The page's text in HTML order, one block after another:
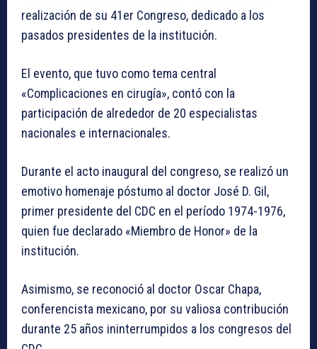
realización de su 41er Congreso, dedicado a los
pasados presidentes de la institución.
El evento, que tuvo como tema central
«Complicaciones en cirugía», contó con la
participación de alrededor de 20 especialistas
nacionales e internacionales.
Durante el acto inaugural del congreso, se realizó un
emotivo homenaje póstumo al doctor José D. Gil,
primer presidente del CDC en el período 1974-1976,
quien fue declarado «Miembro de Honor» de la
institución.
Asimismo, se reconoció al doctor Oscar Chapa,
conferencista mexicano, por su valiosa contribución
durante 25 años ininterrumpidos a los congresos del